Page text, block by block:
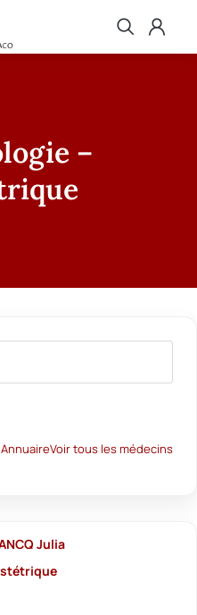
–
avancée
AnnuaireVoir tous les médecins
Julia